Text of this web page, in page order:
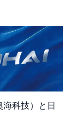
科技）と日